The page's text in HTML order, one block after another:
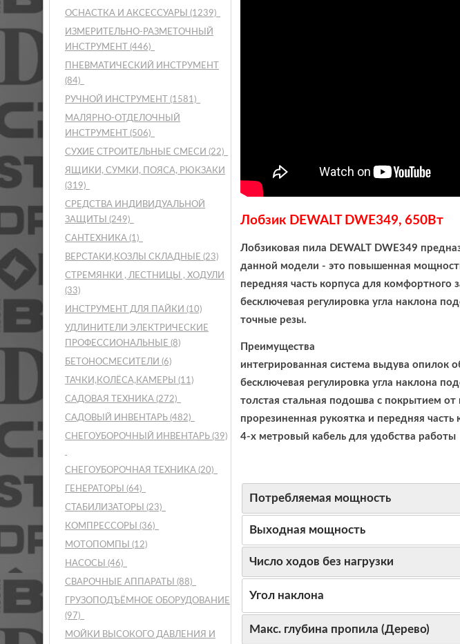
ОСНАСТКА И АКСЕССУАРЫ (1239)
ИЗМЕРИТЕЛЬНО-РАЗМЕТОЧНЫЙ
ИНСТРУМЕНТ (446)
ПНЕВМАТИЧЕСКИЙ ИНСТРУМЕНТ
(84)
РУЧНОЙ ИНСТРУМЕНТ (1581)
МАЛЯРНО-ОТДЕЛОЧНЫЙ
ИНСТРУМЕНТ (506)
СУХИЕ СТРОИТЕЛЬНЫЕ СМЕСИ (22)
ЯЩИКИ, СУМКИ, ПОЯСА, РЮКЗАКИ
(319)
СРЕДСТВА ИНДИВИДУАЛЬНОЙ
ЗАЩИТЫ (249)
САНТЕХНИКА (1)
ВЕРСТАКИ,КОЗЛЫ СКЛАДНЫЕ (23)
СТРЕМЯНКИ , ЛЕСТНИЦЫ , ХОДУЛИ
(33)
ИНСТРУМЕНТ ДЛЯ ПАЙКИ (10)
УДЛИНИТЕЛИ ЭЛЕКТРИЧЕСКИЕ
ПРОФЕССИОНАЛЬНЫЕ (8)
БЕТОНОСМЕСИТЕЛИ (6)
ТАЧКИ,КОЛЁСА,КАМЕРЫ (11)
САДОВАЯ ТЕХНИКА (272)
САДОВЫЙ ИНВЕНТАРЬ (482)
СНЕГОУБОРОЧНЫЙ ИНВЕНТАРЬ (39)
СНЕГОУБОРОЧНАЯ ТЕХНИКА (20)
ГЕНЕРАТОРЫ (64)
СТАБИЛИЗАТОРЫ (23)
КОМПРЕССОРЫ (36)
МОТОПОМПЫ (12)
НАСОСЫ (46)
СВАРОЧНЫЕ АППАРАТЫ (88)
ГРУЗОПОДЪЁМНОЕ ОБОРУДОВАНИЕ
(97)
МОЙКИ ВЫСОКОГО ДАВЛЕНИЯ И
Лобзик DEWALT DWE349, 650Вт
Лобзиковая пила DEWALT DWE349
данной модели - это повышенная
передняя часть корпуса для комфортного
бесключевая регулировка угла наклона
точные резы.
Преимущества
интегрированная система выдува опилок
бесключевая регулировка угла наклона
толстая стальная подошва с покрытием
прорезиненная рукоятка и передняя
4-х метровый кабель для удобства работы
Потребляемая мощность
Выходная мощность
Число ходов без нагрузки
Угол наклона
Макс. глубина пропила (Дерево)